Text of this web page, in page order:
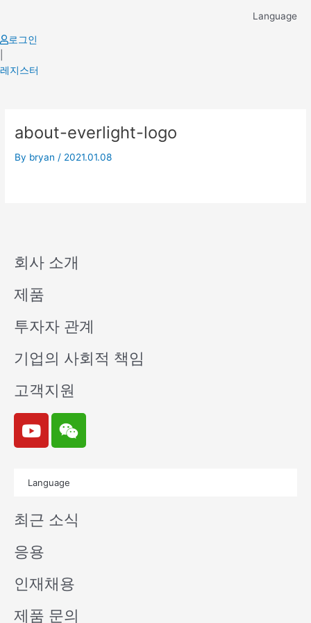
content
Language
로그인
레지스터
about-everlight-logo
By bryan / 2021.01.08
회사 소개
제품
투자자 관계
기업의 사회적 책임
고객지원
Y
o
u
e
W
e
i
n
Language
최근 소식
응용
인재채용
제품 문의